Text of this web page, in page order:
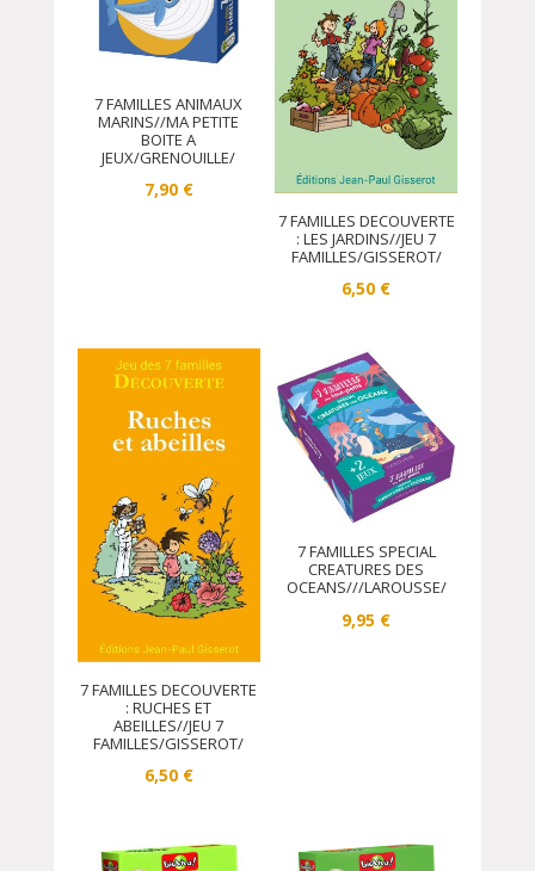
7 FAMILLES ANIMAUX
MARINS//MA PETITE
BOITE A
JEUX/GRENOUILLE/
7,90 €
7 FAMILLES DECOUVERTE
: LES JARDINS//JEU 7
FAMILLES/GISSEROT/
6,50 €
7 FAMILLES DECOUVERTE
: RUCHES ET
ABEILLES//JEU 7
FAMILLES/GISSEROT/
6,50 €
7 FAMILLES SPECIAL
CREATURES DES
OCEANS///LAROUSSE/
9,95 €